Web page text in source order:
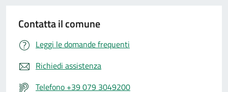
Contatta il comune
Leggi le domande frequenti
Richiedi assistenza
Telefono +39 079 3049200